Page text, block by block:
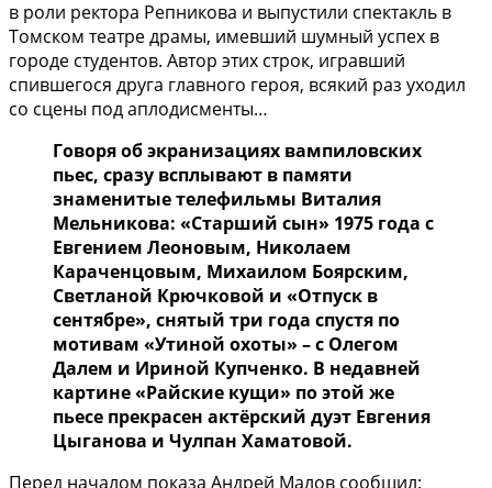
в роли ректора Репникова и выпустили спектакль в
Томском театре драмы, имевший шумный успех в
городе студентов. Автор этих строк, игравший
спившегося друга главного героя, всякий раз уходил
со сцены под аплодисменты…
Говоря об экранизациях вампиловских
пьес, сразу всплывают в памяти
знаменитые телефильмы Виталия
Мельникова: «Старший сын» 1975 года с
Евгением Леоновым, Николаем
Караченцовым, Михаилом Боярским,
Светланой Крючковой и «Отпуск в
сентябре», снятый три года спустя по
мотивам «Утиной охоты» – с Олегом
Далем и Ириной Купченко. В недавней
картине «Райские кущи» по этой же
пьесе прекрасен актёрский дуэт Евгения
Цыганова и Чулпан Хаматовой.
Перед началом показа Андрей Малов сообщил: